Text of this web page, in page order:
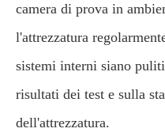
camera di prova in
l'attrezzatura
sistemi interni siano
risultati dei test e sulla
dell'attrezzatura.